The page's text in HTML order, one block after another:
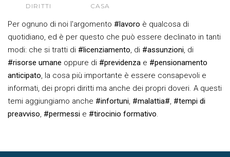
DIRITTI CASA
Per ognuno di noi l'argomento #lavoro è qualcosa di
quotidiano, ed è per questo che può essere declinato in tanti
modi: che si tratti di #licenziamento, di #assunzioni, di
#risorse umane oppure di #previdenza e #pensionamento
anticipato, la cosa più importante è essere consapevoli e
informati, dei propri diritti ma anche dei propri doveri. A questi
temi aggiungiamo anche #infortuni, #malattia#, #tempi di
preavviso, #permessi e #tirocinio formativo.